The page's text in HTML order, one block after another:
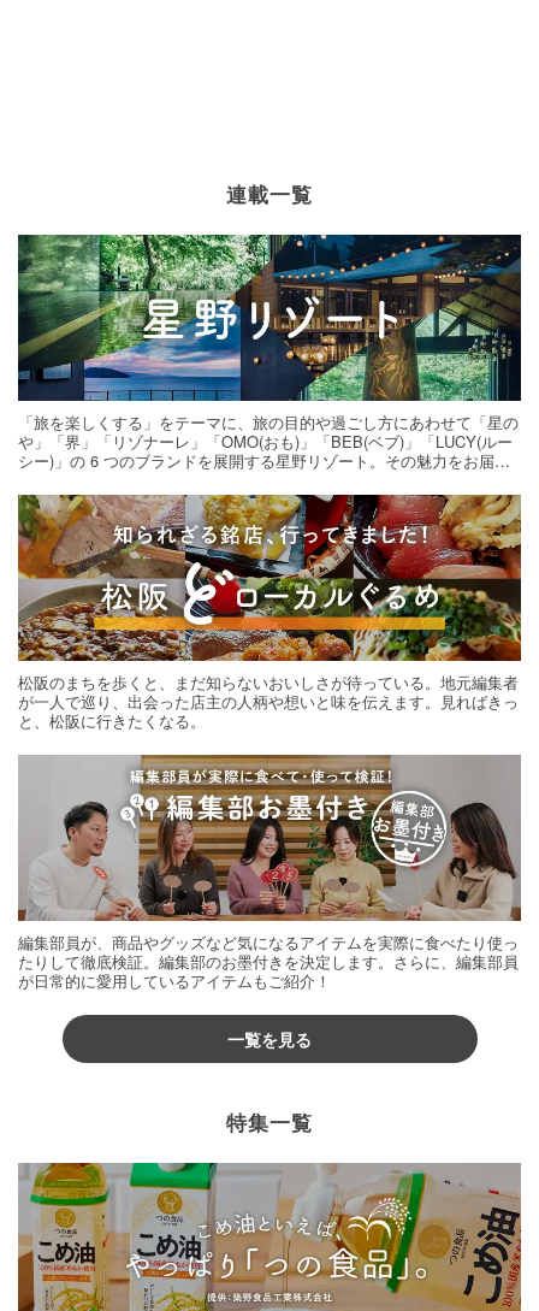
連載一覧
「旅を楽しくする」をテーマに、旅の目的や過ごし方にあわせて「星の
や」「界」「リゾナーレ」「OMO(おも)」「BEB(ベブ)」「LUCY(ルー
シー)」の 6 つのブランドを展開する星野リゾート。その魅力をお届け
松阪のまちを歩くと、まだ知らないおいしさが待っている。地元編集者
が一人で巡り、出会った店主の人柄や想いと味を伝えます。見ればきっ
と、松阪に行きたくなる。
編集部員が、商品やグッズなど気になるアイテムを実際に食べたり使っ
たりして徹底検証。編集部のお墨付きを決定します。さらに、編集部員
が日常的に愛用しているアイテムもご紹介！
一覧を見る
特集一覧